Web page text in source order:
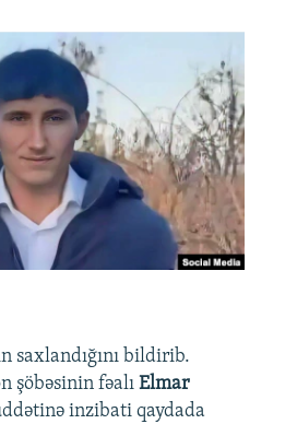
saxlandığını bildirib.
şöbəsinin fəalı Elmar
inzibati qaydada